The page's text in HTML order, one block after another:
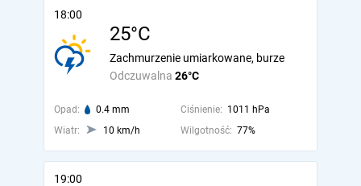
18:00
25°C
Odczuwalna 26°C
Zachmurzenie umiarkowane, burze
Opad: 0.4 mm Ciśnienie: 1011 hPa
Wiatr:
10 km/h Wilgotność: 77%
19:00